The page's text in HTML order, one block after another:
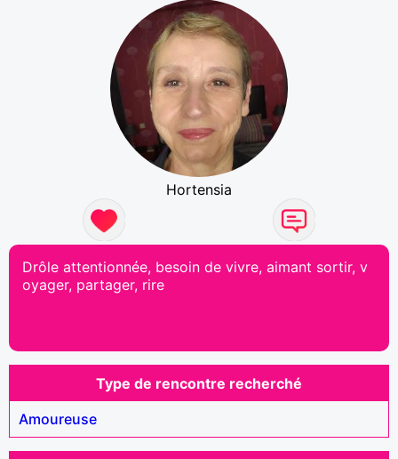
Hortensia
Drôle attentionnée, besoin de vivre, aimant sortir, v
oyager, partager, rire
Type de rencontre recherché
Amoureuse